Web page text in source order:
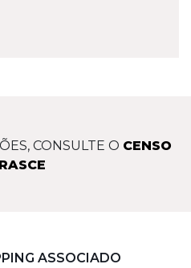
CONSULTE O CENSO
ASSOCIADO